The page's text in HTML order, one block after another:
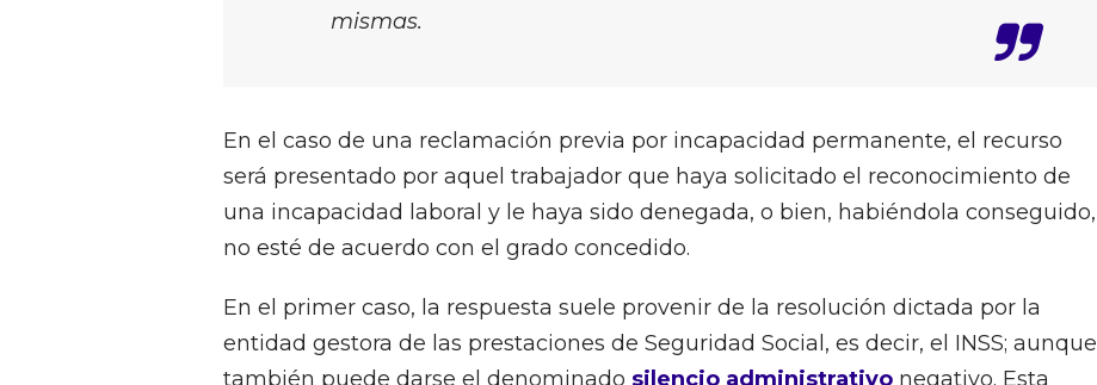
mismas.
En el caso de una reclamación previa por incapacidad permanente, el recurso
será presentado por aquel trabajador que haya solicitado el reconocimiento de
una incapacidad laboral y le haya sido denegada, o bien, habiéndola conseguido,
no esté de acuerdo con el grado concedido.
En el primer caso, la respuesta suele provenir de la resolución dictada por la
entidad gestora de las prestaciones de Seguridad Social, es decir, el INSS; aunque
también puede darse el denominado silencio administrativo negativo. Esta